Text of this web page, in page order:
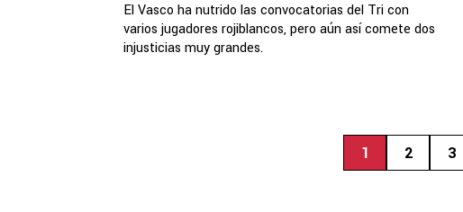
El Vasco ha nutrido las convocatorias del Tri con
varios jugadores rojiblancos, pero aún así comete dos
injusticias muy grandes.
1 2 3